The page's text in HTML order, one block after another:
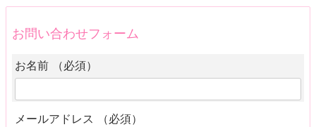
お問い合わせフォーム
お名前 （必須）
メールアドレス （必須）